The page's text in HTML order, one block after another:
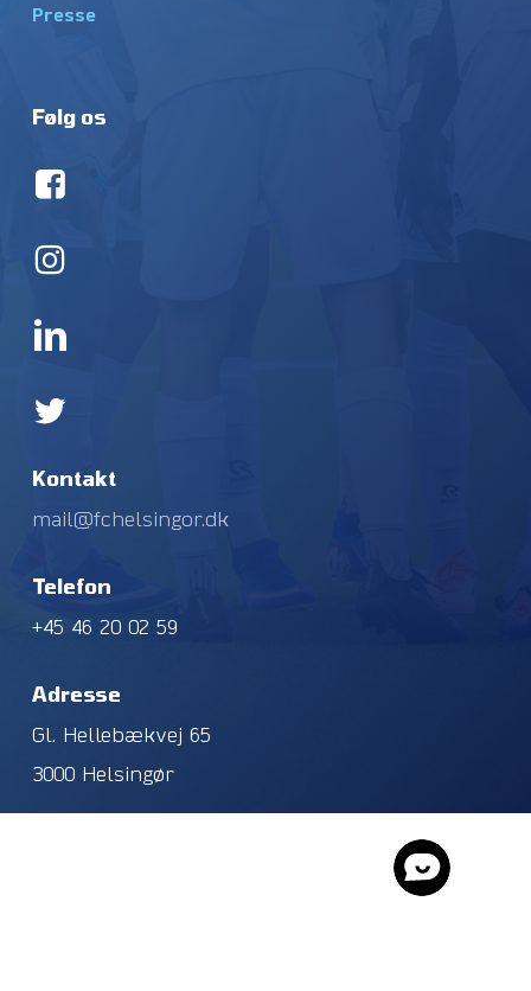
Presse
Følg os
Kontakt
mail@fchelsingor.dk
Telefon
+45 46 20 02 59
Adresse
Gl. Hellebækvej 65
3000 Helsingør